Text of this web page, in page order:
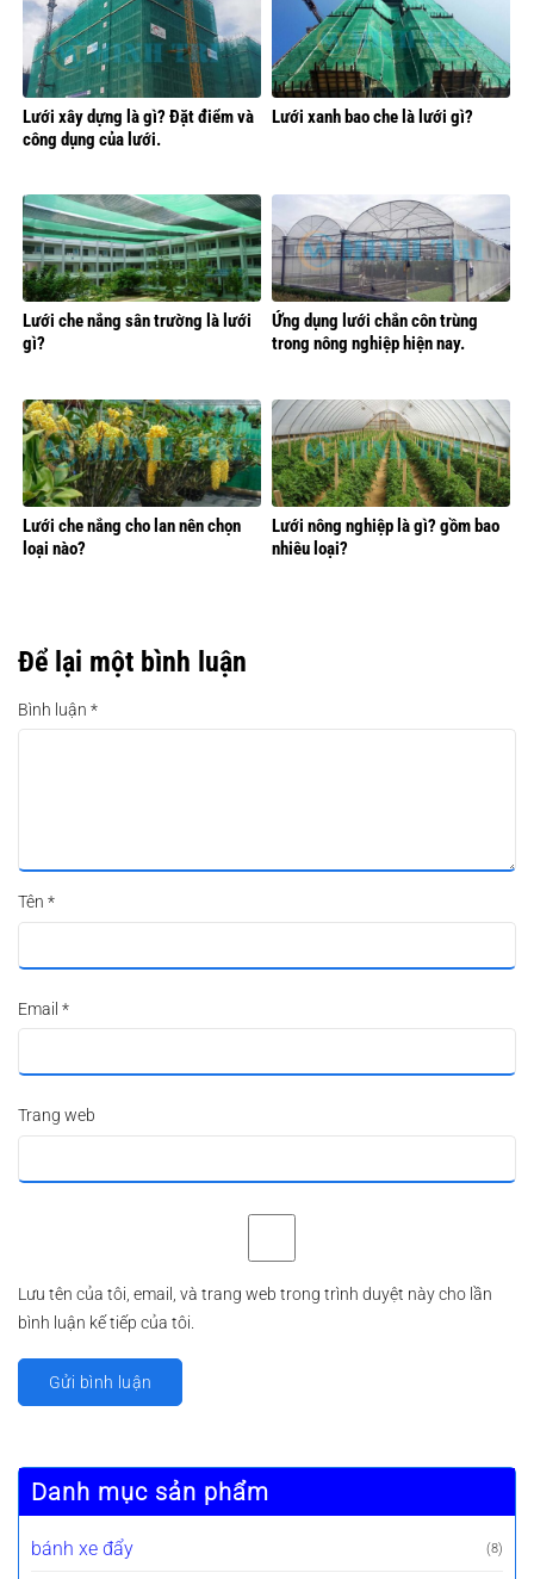
Danh mục sản phẩm
bánh xe đẩy (8)
Lưới xây dựng là gì? Đặt điểm và
công dụng của lưới.
Lưới xanh bao che là lưới gì?
Lưới che nắng sân trường là lưới
gì?
Ứng dụng lưới chắn côn trùng
trong nông nghiệp hiện nay.
Lưới che nắng cho lan nên chọn
loại nào?
Lưới nông nghiệp là gì? gồm bao
nhiêu loại?
Để lại một bình luận
Bình luận *
Tên *
Email *
Trang web
Lưu tên của tôi, email, và trang web trong trình duyệt này cho lần
bình luận kế tiếp của tôi.